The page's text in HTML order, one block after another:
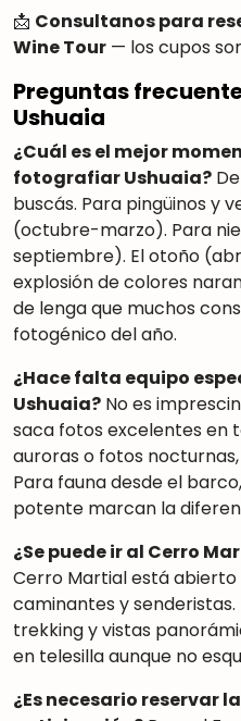
📩 Consultanos para
Wine Tour — los cupos
Preguntas
Ushuaia
¿Cuál es el mejor
fotografiar Ushuaia?
buscás. Para pingüinos y
(octubre-marzo). Para
septiembre). El otoño
explosión de colores
de lenga que muchos
fotogénico del año.
¿Hace falta equipo
Ushuaia? No es
saca fotos excelentes en
auroras o fotos
Para fauna desde el
potente marcan la
¿Se puede ir al Cerro
Cerro Martial está
caminantes y
trekking y vistas
en telesilla aunque no
¿Es necesario reservar